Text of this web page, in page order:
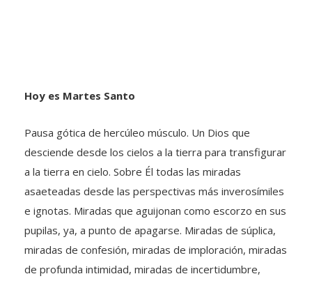
Hoy es Martes Santo
Pausa gótica de hercúleo músculo. Un Dios que
desciende desde los cielos a la tierra para transfigurar
a la tierra en cielo. Sobre Él todas las miradas
asaeteadas desde las perspectivas más inverosímiles
e ignotas. Miradas que aguijonan como escorzo en sus
pupilas, ya, a punto de apagarse. Miradas de súplica,
miradas de confesión, miradas de imploración, miradas
de profunda intimidad, miradas de incertidumbre,